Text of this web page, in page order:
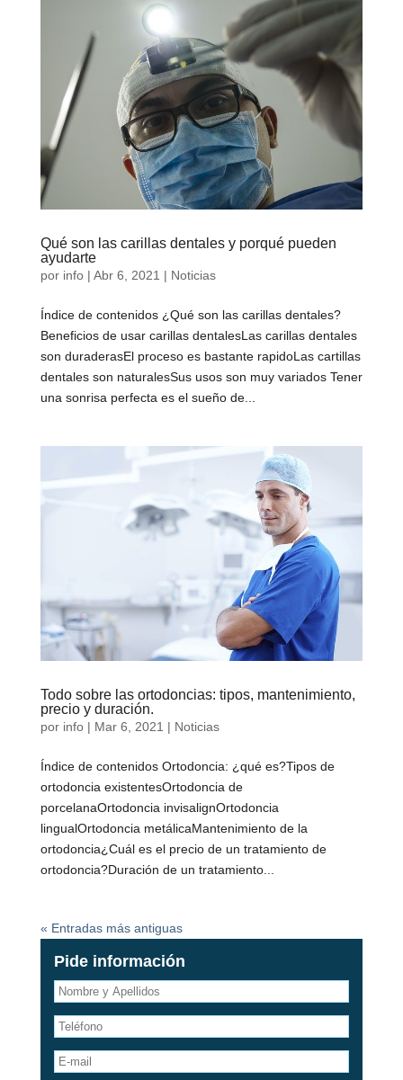
Qué son las carillas dentales y porqué pueden
ayudarte
por info| Abr 6, 2021 | Noticias
Índice de contenidos ¿Qué son las carillas dentales?
Beneficios de usar carillas dentalesLas carillas dentales
son duraderasEl proceso es bastante rapidoLas cartillas
dentales son naturalesSus usos son muy variados Tener
una sonrisa perfecta es el sueño de...
Todo sobre las ortodoncias: tipos, mantenimiento,
precio y duración.
por info| Mar 6, 2021 | Noticias
Índice de contenidos Ortodoncia: ¿qué es?Tipos de
ortodoncia existentesOrtodoncia de
porcelanaOrtodoncia invisalignOrtodoncia
lingualOrtodoncia metálicaMantenimiento de la
ortodoncia¿Cuál es el precio de un tratamiento de
ortodoncia?Duración de un tratamiento...
« Entradas más antiguas
Pide información